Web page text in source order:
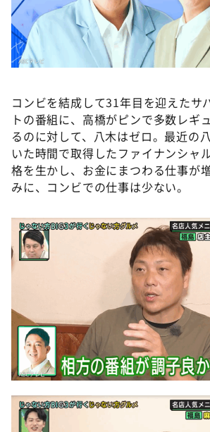
コンビを結成して31年目を迎えたサ
トの番組に、高橋がピンで多数レギ
るのに対して、八木はゼロ。最近の
いた時間で取得したファイナンシャ
格を生かし、お金にまつわる仕事が
みに、コンビでの仕事は少ない。